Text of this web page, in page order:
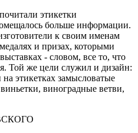
этикетки
больше информации.
к своим именам
и призах, которыми
- словом, все то, что
Той же цели служил и дизайн:
этикетках замысловатые
виноградные ветви,